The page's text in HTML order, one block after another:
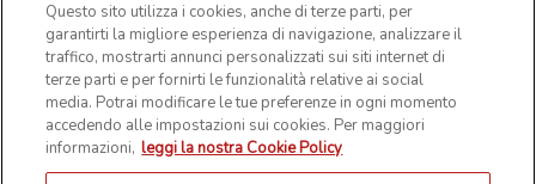
Questo sito utilizza i cookies, anche di terze parti, per
garantirti la migliore esperienza di navigazione, analizzare il
traffico, mostrarti annunci personalizzati sui siti internet di
terze parti e per fornirti le funzionalità relative ai social
media. Potrai modificare le tue preferenze in ogni momento
accedendo alle impostazioni sui cookies. Per maggiori
informazioni, leggi la nostra Cookie Policy